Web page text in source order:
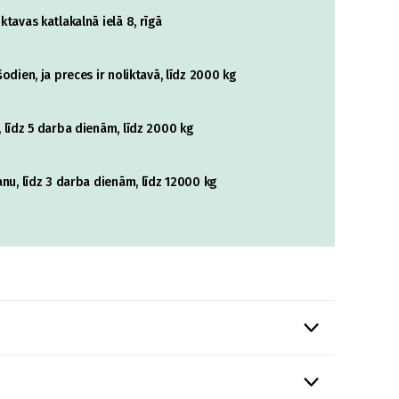
katlakalnā ielā 8, rīgā
ja preces ir noliktavā, līdz 2000 kg
5 darba dienām, līdz 2000 kg
līdz 3 darba dienām, līdz 12000 kg